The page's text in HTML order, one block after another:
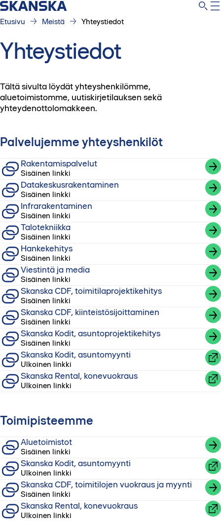
Etusivu Meistä Yhteystiedot
Yhteystiedot
Tältä sivulta löydät yhteyshenkilömme,
aluetoimistomme, uutiskirjetilauksen sekä
yhteydenottolomakkeen.
Palvelujemme yhteyshenkilöt
Rakentamispalvelut
Sisäinen linkki
Datakeskusrakentaminen
Sisäinen linkki
Infrarakentaminen
Sisäinen linkki
Talotekniikka
Sisäinen linkki
Hankekehitys
Sisäinen linkki
Viestintä ja media
Sisäinen linkki
Skanska CDF, toimitilaprojektikehitys
Sisäinen linkki
Skanska CDF, kiinteistösijoittaminen
Sisäinen linkki
Skanska Kodit, asuntoprojektikehitys
Sisäinen linkki
Skanska Kodit, asuntomyynti
Ulkoinen linkki
Skanska Rental, konevuokraus
Ulkoinen linkki
Toimipisteemme
Aluetoimistot
Sisäinen linkki
Skanska Kodit, asuntomyynti
Ulkoinen linkki
Skanska CDF, toimitilojen vuokraus ja myynti
Sisäinen linkki
Skanska Rental, konevuokraus
Ulkoinen linkki